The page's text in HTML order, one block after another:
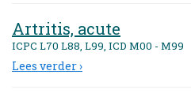
Artritis, acute
ICPC L70 L88, L99, ICD M00 - M99
Lees verder ›